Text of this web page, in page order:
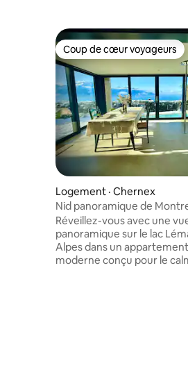
Coup de cœur voyageurs
Coup de cœur voyageurs
Logement · Chernex
Nid panoramique de
Réveillez-vous avec une
panoramique sur le lac
Alpes dans un
moderne conçu pour le